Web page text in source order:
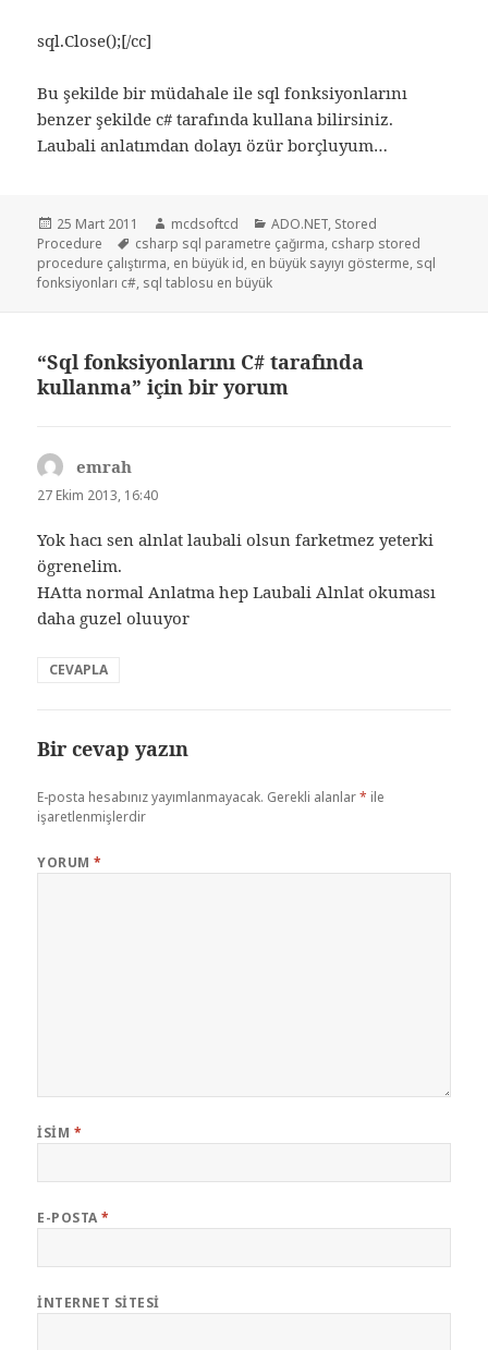
sql.Close();[/cc]
Bu şekilde bir müdahale ile sql fonksiyonlarını
benzer şekilde c# tarafında kullana bilirsiniz.
Laubali anlatımdan dolayı özür borçluyum…
Yayın
tarihi
25 Mart 2011 Yazar
mcdsoftcd Kategoriler
ADO.NET, Stored
Procedure
Etiketler
csharp sql parametre çağırma, csharp stored
procedure çalıştırma, en büyük id, en büyük sayıyı gösterme, sql
fonksiyonları c#, sql tablosu en büyük
“Sql fonksiyonlarını C# tarafında
kullanma” için bir yorum
emrah
ki:
27 Ekim 2013, 16:40
Yok hacı sen alnlat laubali olsun farketmez yeterki
ögrenelim.
HAtta normal Anlatma hep Laubali Alnlat okuması
daha guzel oluuyor
CEVAPLA
Bir cevap yazın
E-posta hesabınız yayımlanmayacak. Gerekli alanlar* ile
işaretlenmişlerdir
YORUM*
İSIM *
E-POSTA*
İNTERNET SITESI